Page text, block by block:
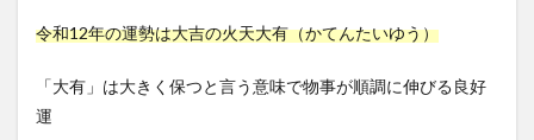
令和12年の運勢は大吉の火天大有（かてんたいゆう）
「大有」は大きく保つと言う意味で物事が順調に伸びる良好
運